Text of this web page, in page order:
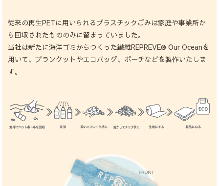
従来の再生PETに用いられるプラスチックごみは家庭や事業所か
ら回収されたもののみに留まっていました。
当社は新たに海洋ゴミからつくった繊維REPREVE® Our Oceanを
用いて、ブランケットやエコバッグ、ポーチなどを製作いたしま
す。